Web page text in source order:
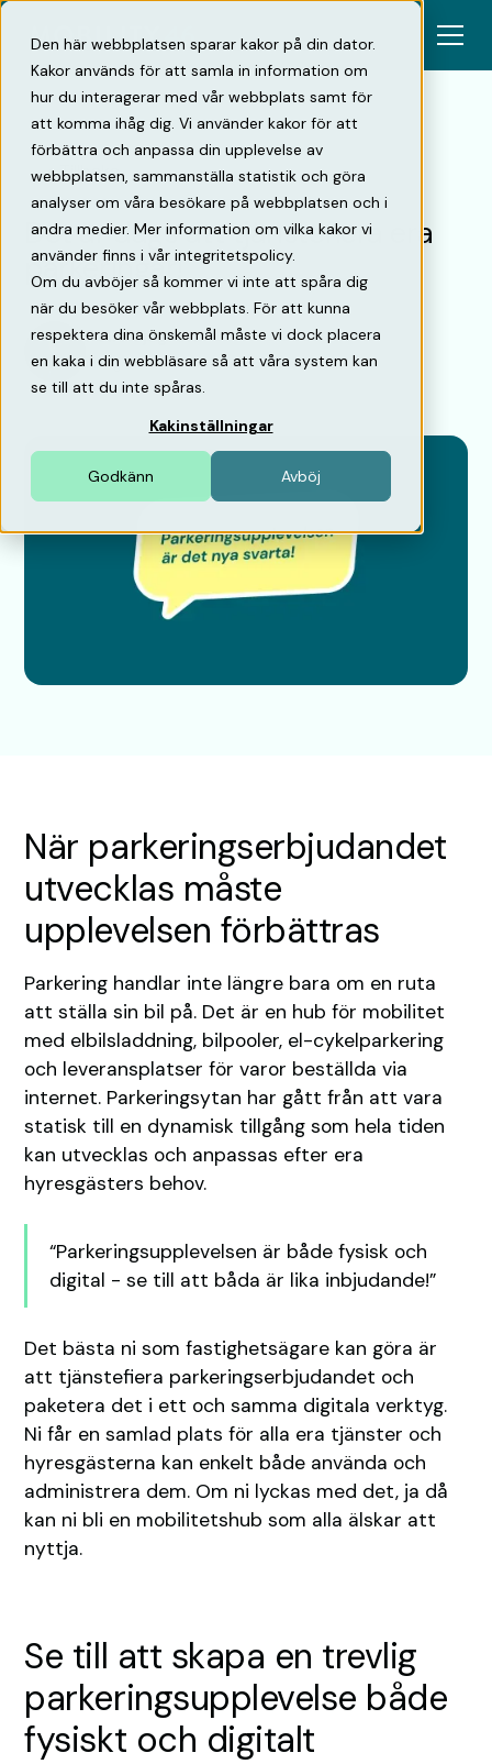
Den här webbplatsen sparar kakor på din dator.
Kakor används för att samla in information om
hur du interagerar med vår webbplats samt för
att komma ihåg dig. Vi använder kakor för att
förbättra och anpassa din upplevelse av
webbplatsen, sammanställa statistik och göra
analyser om våra besökare på webbplatsen och i
andra medier. Mer information om vilka kakor vi
använder finns i vår integritetspolicy.
Om du avböjer så kommer vi inte att spåra dig
när du besöker vår webbplats. För att kunna
respektera dina önskemål måste vi dock placera
en kaka i din webbläsare så att våra system kan
se till att du inte spåras.
Kakinställningar
Godkänn Avböj
Tillbaka
Det är dags att tjänstefiera era
parkeringar!
Pelle Sjögren
Medgrundare & Affärsutvecklare •26/1/21
När parkeringserbjudandet
utvecklas måste
upplevelsen förbättras
Parkering handlar inte längre bara om en ruta
att ställa sin bil på. Det är en hub för mobilitet
med elbilsladdning, bilpooler, el-cykelparkering
och leveransplatser för varor beställda via
internet. Parkeringsytan har gått från att vara
statisk till en dynamisk tillgång som hela tiden
kan utvecklas och anpassas efter era
hyresgästers behov.
“Parkeringsupplevelsen är både fysisk och
digital - se till att båda är lika inbjudande!”
Det bästa ni som fastighetsägare kan göra är
att tjänstefiera parkeringserbjudandet och
paketera det i ett och samma digitala verktyg.
Ni får en samlad plats för alla era tjänster och
hyresgästerna kan enkelt både använda och
administrera dem. Om ni lyckas med det, ja då
kan ni bli en mobilitetshub som alla älskar att
nyttja.
Se till att skapa en trevlig
parkeringsupplevelse både
fysiskt och digitalt